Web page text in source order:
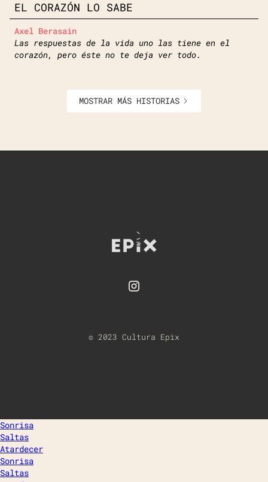
EL CORAZÓN LO SABE
Axel Berasain
Las respuestas de la vida uno las tiene en el
corazón, pero éste no te deja ver todo.
MOSTRAR MÁS HISTORIAS
© 2023 Cultura Epix
Sonrisa
Saltas
Atardecer
Sonrisa
Saltas